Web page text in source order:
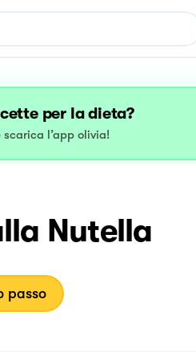
per la dieta?
l’app olivia!
Nutella
passo